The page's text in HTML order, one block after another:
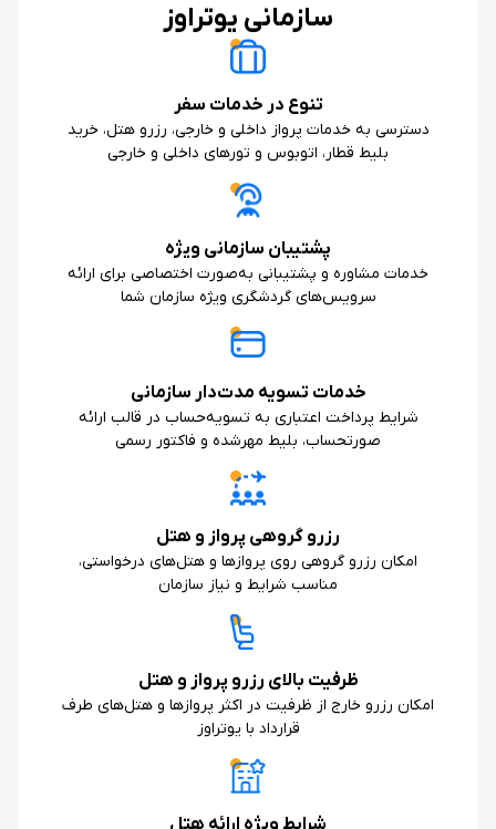
سازمانی یوتراوز
تنوع در خدمات سفر
دسترسی به خدمات پرواز داخلی و خارجی، رزرو هتل، خرید
بلیط قطار، اتوبوس و تورهای داخلی و خارجی
پشتیبان سازمانی ویژه
خدمات مشاوره و پشتیبانی به‌صورت اختصاصی برای ارائه
سرویس‌های گردشگری ویژه سازمان شما
خدمات تسویه مدت‌دار سازمانی
شرایط پرداخت اعتباری به تسویه‌حساب در قالب ارائه
صورتحساب، بلیط مهرشده و فاکتور رسمی
رزرو گروهی پرواز و هتل
امکان رزرو گروهی روی پروازها و هتل‌های درخواستی،
مناسب شرایط و نیاز سازمان
ظرفیت بالای رزرو پرواز و هتل
امکان رزرو خارج از ظرفیت در اکثر پروازها و هتل‌های طرف
قرارداد با یوتراوز
شرایط ویژه ارائه هتل